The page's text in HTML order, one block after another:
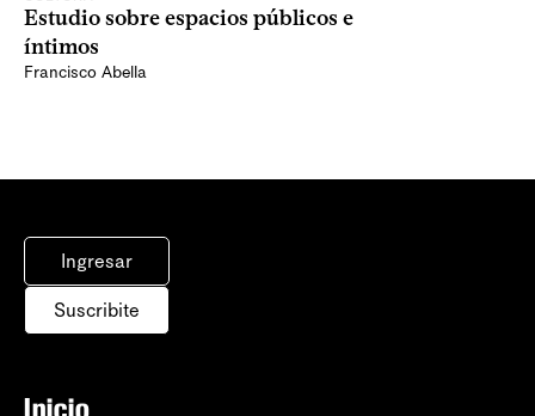
Estudio sobre espacios públicos e
íntimos
Francisco Abella
Ingresar
Suscribite